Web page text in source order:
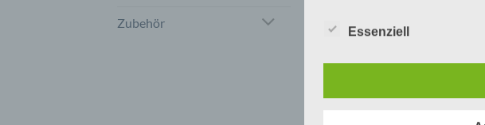
Zubehör
IN DEN WARENKORB
Begriffsbestimmungen
Die Datenschutzerklärung
Europäischen Richtlinien-
Datenschutzerklärung soll
Essenziell